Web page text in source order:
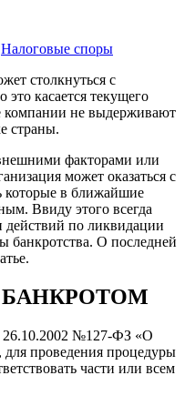
Налоговые споры
столкнуться с
касается текущего
компании не выдерживают
страны.
факторами или
может оказаться с
которые в ближайшие
Ввиду этого всегда
действий по ликвидации
банкротства. О последней
26.10.2002 №127-ФЗ «О
для проведения процедуры
части или всем